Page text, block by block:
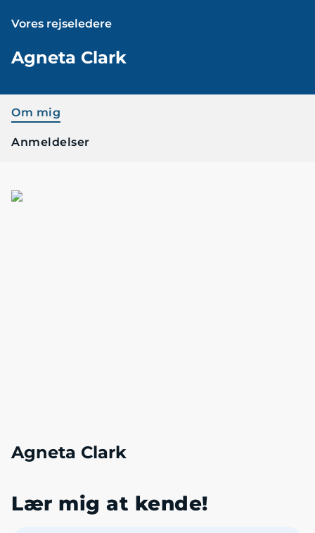
Vores rejseledere
Agneta Clark
Om mig
Anmeldelser
Agneta Clark
Lær mig at kende!